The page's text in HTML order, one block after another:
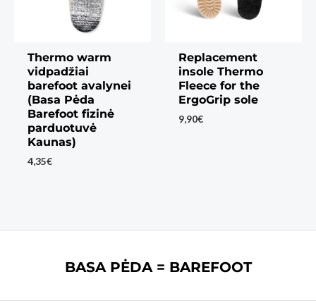
Thermo warm
vidpadžiai
barefoot avalynei
(Basa Pėda
Barefoot fizinė
parduotuvė
Kaunas)
4,35€
Replacement
insole Thermo
Fleece for the
ErgoGrip sole
9,90€
BASA PĖDA = BAREFOOT